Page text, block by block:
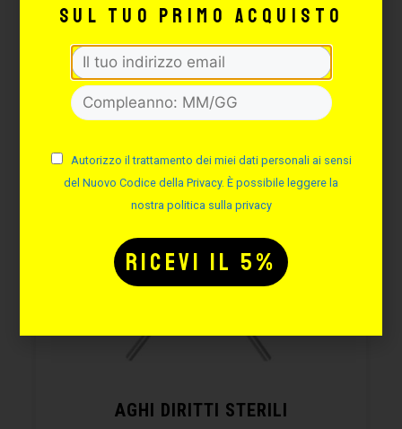
Potrebbe interessarti
anche:
AGHI DIRITTI STERILI
sul tuo primo acquisto
Autorizzo il trattamento dei miei dati personali ai sensi
del Nuovo Codice della Privacy. È possibile leggere la
nostra politica sulla privacy